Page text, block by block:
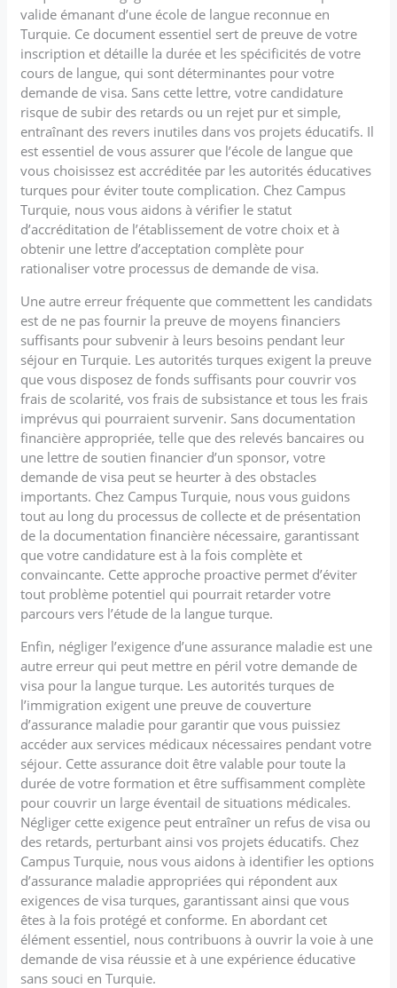
valide émanant d’une école de langue reconnue en
Turquie. Ce document essentiel sert de preuve de votre
inscription et détaille la durée et les spécificités de votre
cours de langue, qui sont déterminantes pour votre
demande de visa. Sans cette lettre, votre candidature
risque de subir des retards ou un rejet pur et simple,
entraînant des revers inutiles dans vos projets éducatifs. Il
est essentiel de vous assurer que l’école de langue que
vous choisissez est accréditée par les autorités éducatives
turques pour éviter toute complication. Chez Campus
Turquie, nous vous aidons à vérifier le statut
d’accréditation de l’établissement de votre choix et à
obtenir une lettre d’acceptation complète pour
rationaliser votre processus de demande de visa.
Une autre erreur fréquente que commettent les candidats
est de ne pas fournir la preuve de moyens financiers
suffisants pour subvenir à leurs besoins pendant leur
séjour en Turquie. Les autorités turques exigent la preuve
que vous disposez de fonds suffisants pour couvrir vos
frais de scolarité, vos frais de subsistance et tous les frais
imprévus qui pourraient survenir. Sans documentation
financière appropriée, telle que des relevés bancaires ou
une lettre de soutien financier d’un sponsor, votre
demande de visa peut se heurter à des obstacles
importants. Chez Campus Turquie, nous vous guidons
tout au long du processus de collecte et de présentation
de la documentation financière nécessaire, garantissant
que votre candidature est à la fois complète et
convaincante. Cette approche proactive permet d’éviter
tout problème potentiel qui pourrait retarder votre
parcours vers l’étude de la langue turque.
Enfin, négliger l’exigence d’une assurance maladie est une
autre erreur qui peut mettre en péril votre demande de
visa pour la langue turque. Les autorités turques de
l’immigration exigent une preuve de couverture
d’assurance maladie pour garantir que vous puissiez
accéder aux services médicaux nécessaires pendant votre
séjour. Cette assurance doit être valable pour toute la
durée de votre formation et être suffisamment complète
pour couvrir un large éventail de situations médicales.
Négliger cette exigence peut entraîner un refus de visa ou
des retards, perturbant ainsi vos projets éducatifs. Chez
Campus Turquie, nous vous aidons à identifier les options
d’assurance maladie appropriées qui répondent aux
exigences de visa turques, garantissant ainsi que vous
êtes à la fois protégé et conforme. En abordant cet
élément essentiel, nous contribuons à ouvrir la voie à une
demande de visa réussie et à une expérience éducative
sans souci en Turquie.